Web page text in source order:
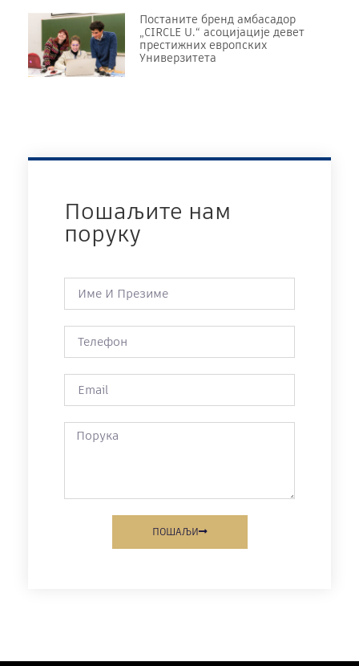
Постаните бренд амбасадор
„CIRCLE U.“ асоцијације девет
престижних европских
Универзитета
Пошаљите нам
поруку
ПОШАЉИ